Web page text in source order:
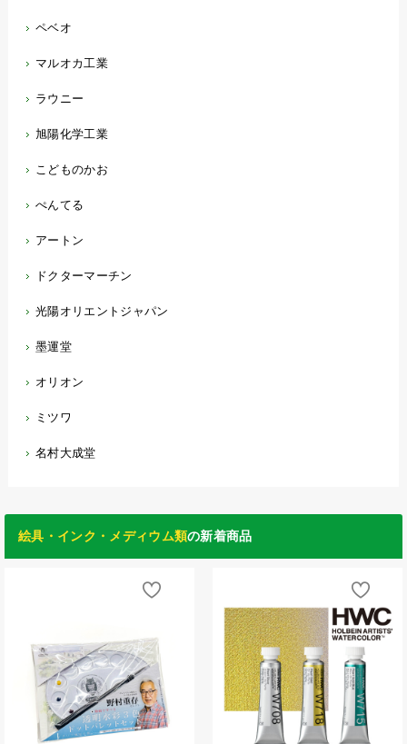
ペベオ
マルオカ工業
ラウニー
旭陽化学工業
こどものかお
ぺんてる
アートン
ドクターマーチン
光陽オリエントジャパン
墨運堂
オリオン
ミツワ
名村大成堂
絵具・インク・メディウム類の新着商品